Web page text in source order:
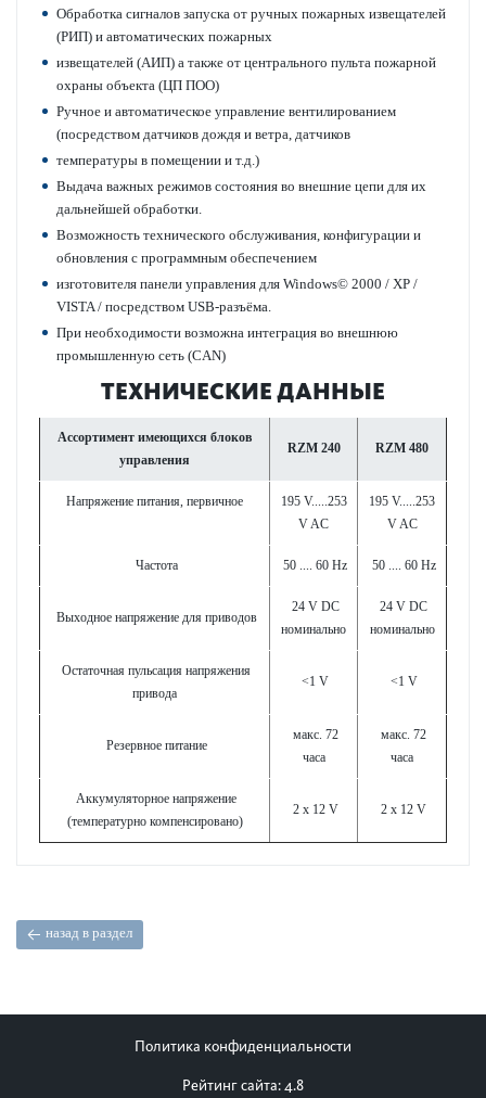
Обработка сигналов запуска от ручных пожарных извещателей
(РИП) и автоматических пожарных
извещателей (АИП) а также от центрального пульта пожарной
охраны объекта (ЦП ПОО)
Ручное и автоматическое управление вентилированием
(посредством датчиков дождя и ветра, датчиков
температуры в помещении и т.д.)
Выдача важных режимов состояния во внешние цепи для их
дальнейшей обработки.
Возможность технического обслуживания, конфигурации и
обновления с программным обеспечением
изготовителя панели управления для Windows© 2000 / XP /
VISTA / посредством USB-разъёма.
При необходимости возможна интеграция во внешнюю
промышленную сеть (CAN)
ТЕХНИЧЕСКИЕ ДАННЫЕ
Ассортимент имеющихся блоков
управления
RZM 240 RZM 480
Напряжение питания, первичное
195 V.....253
V AC
195 V.....253
V AC
Частота 50 .... 60 Hz 50 .... 60 Hz
Выходное напряжение для приводов
24 V DC
номинально
24 V DC
номинально
Остаточная пульсация напряжения
привода
<1 V <1 V
Резервное питание
макс. 72
часа
макс. 72
часа
Аккумуляторное напряжение
(температурно компенсировано)
2 x 12 V 2 x 12 V
назад в раздел
Политика конфиденциальности
Рейтинг сайта: 4.8